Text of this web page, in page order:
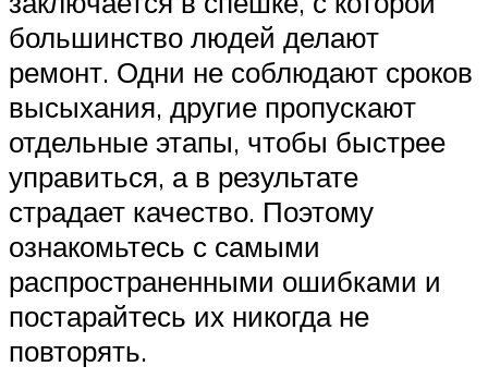
большинство людей делают
ремонт. Одни не соблюдают сроков
высыхания, другие пропускают
отдельные этапы, чтобы быстрее
управиться, а в результате
страдает качество. Поэтому
ознакомьтесь с самыми
распространенными ошибками и
постарайтесь их никогда не
повторять.